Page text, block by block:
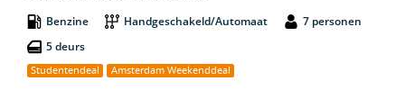
Benzine Handgeschakeld/Automaat
7 personen
5 deurs
Studentendeal Amsterdam Weekenddeal